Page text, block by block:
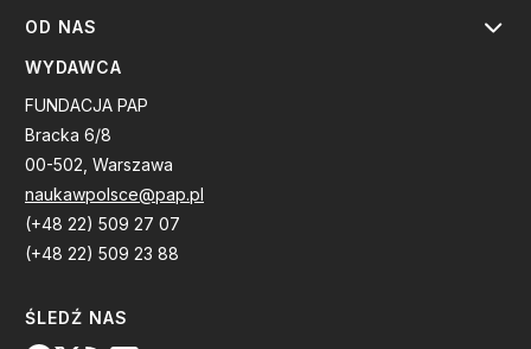
OD NAS
WYDAWCA
FUNDACJA PAP
Bracka 6/8
00-502, Warszawa
naukawpolsce@pap.pl
(+48 22) 509 27 07
(+48 22) 509 23 88
ŚLEDŹ NAS